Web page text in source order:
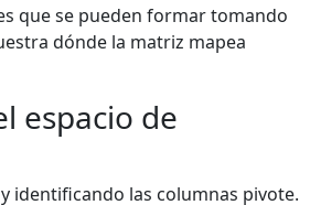
que se pueden formar tomando
dónde la matriz mapea
espacio de
identificando las columnas pivote.